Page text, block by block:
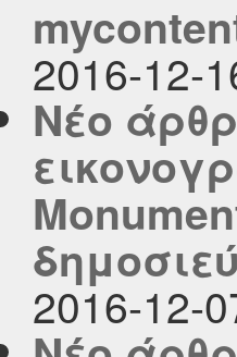
2016-12-
Νέο
2016-12-